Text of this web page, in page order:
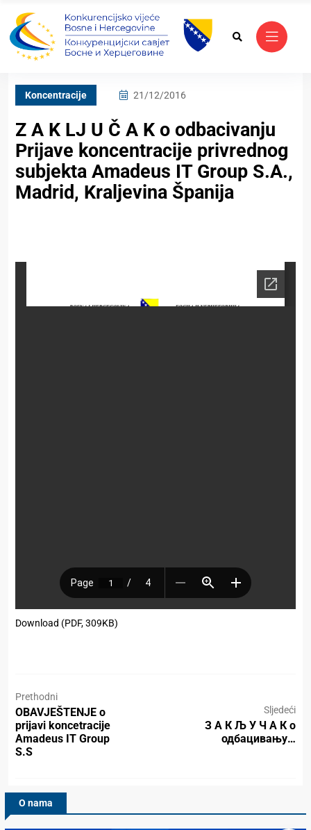
Koncentracije 21/12/2016
Z A K LJ U Č A K o odbacivanju
Prijave koncentracije privrednog
subjekta Amadeus IT Group S.A.,
Madrid, Kraljevina Španija
Download (PDF, 309KB)
Prethodni
OBAVJEŠTENJE o
prijavi koncetracije
Amadeus IT Group
S.S
Sljedeći
З А К Љ У Ч А К о
одбацивању…
O nama